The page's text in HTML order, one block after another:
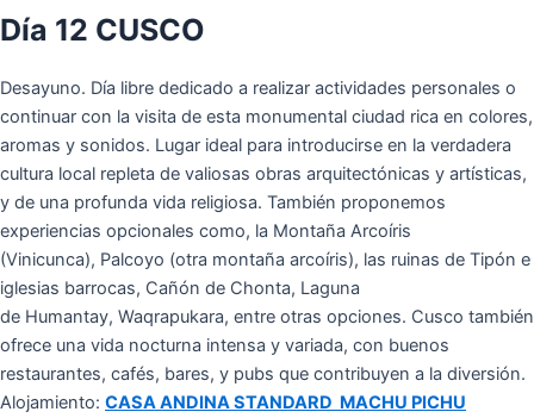
Día 12 CUSCO
Desayuno. Día libre dedicado a realizar actividades personales o
continuar con la visita de esta monumental ciudad rica en colores,
aromas y sonidos. Lugar ideal para introducirse en la verdadera
cultura local repleta de valiosas obras arquitectónicas y artísticas,
y de una profunda vida religiosa. También proponemos
experiencias opcionales como, la Montaña Arcoíris
(Vinicunca), Palcoyo (otra montaña arcoíris), las ruinas de Tipón e
iglesias barrocas, Cañón de Chonta, Laguna
de Humantay, Waqrapukara, entre otras opciones. Cusco también
ofrece una vida nocturna intensa y variada, con buenos
restaurantes, cafés, bares, y pubs que contribuyen a la diversión.
Alojamiento: CASA ANDINA STANDARD MACHU PICHU